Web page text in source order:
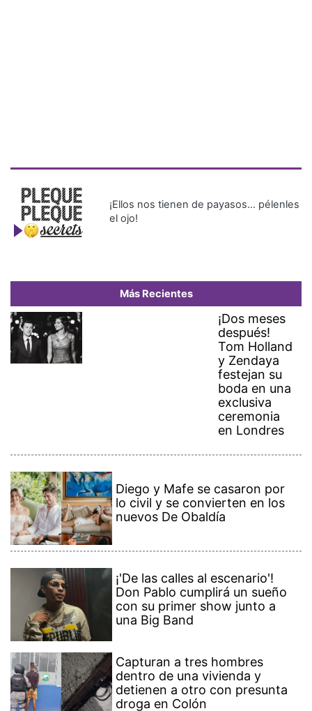
¡Ellos nos tienen de payasos… pélenles
el ojo!
Más Recientes
¡Dos meses
después!
Tom Holland
y Zendaya
festejan su
boda en una
exclusiva
ceremonia
en Londres
Diego y Mafe se casaron por
lo civil y se convierten en los
nuevos De Obaldía
¡'De las calles al escenario'!
Don Pablo cumplirá un sueño
con su primer show junto a
una Big Band
Capturan a tres hombres
dentro de una vivienda y
detienen a otro con presunta
droga en Colón